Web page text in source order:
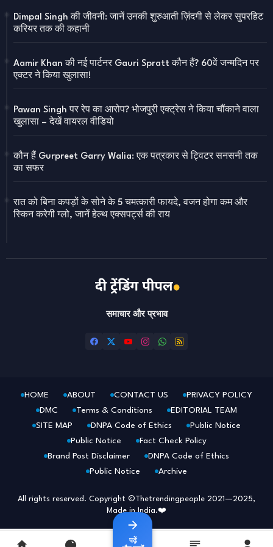
Dimpal Singh की जीवनी: जानें उनकी शुरुआती ज़िंदगी से लेकर सुपरहिट
करियर तक की कहानी
Aamir Khan की नई पार्टनर Gauri Spratt कौन हैं? 60वें जन्मदिन पर
एक्टर ने किया खुलासा!
Pawan Singh पर रेप का आरोप? भोजपुरी एक्ट्रेस ने किया चौंकाने वाला
खुलासा – देखें वायरल वीडियो
कौन हैं Gurpreet Garry Walia: एक पत्रकार से ट्विटर सनसनी तक
का सफर
रात को बिना कपड़ों के सोने के 5 चमत्कारी फायदे, वजन होगा कम और
स्किन करेगी ग्लो, जानें हेल्थ एक्सपर्ट्स की राय
समाचार और प्रभाव
All rights reserved. Copyright ©Thetrendingpeople 2021—2025,
Made in India.❤️
HOME ABOUT CONTACT US
PRIVACY POLICY
DMC
Terms & Conditions
EDITORIAL TEAM
SITE MAP
DNPA Code of Ethics
Public Notice
Public Notice
Fact Check Policy
Brand Post Disclaimer
DNPA Code of Ethics
Public Notice
Archive
पढ़ें